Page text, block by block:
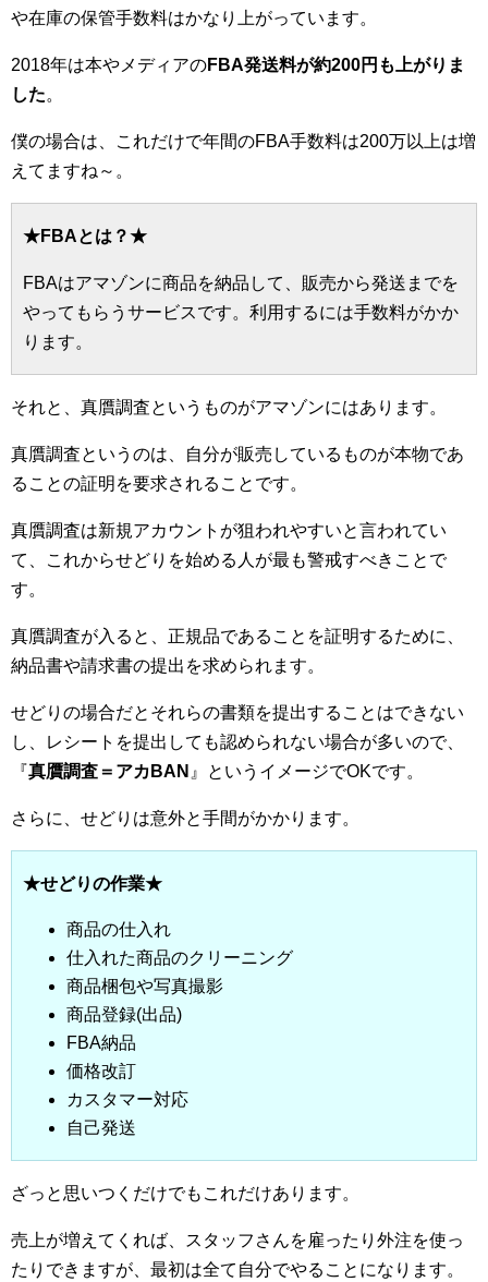
や在庫の保管手数料はかなり上がっています。
2018年は本やメディアのFBA発送料が約200円も上がりま
した。
僕の場合は、これだけで年間のFBA手数料は200万以上は増
えてますね～。
★FBAとは？★
FBAはアマゾンに商品を納品して、販売から発送までを
やってもらうサービスです。利用するには手数料がかか
ります。
それと、真贋調査というものがアマゾンにはあります。
真贋調査というのは、自分が販売しているものが本物であ
ることの証明を要求されることです。
真贋調査は新規アカウントが狙われやすいと言われてい
て、これからせどりを始める人が最も警戒すべきことで
す。
真贋調査が入ると、正規品であることを証明するために、
納品書や請求書の提出を求められます。
せどりの場合だとそれらの書類を提出することはできない
し、レシートを提出しても認められない場合が多いので、
『真贋調査＝アカBAN 』というイメージでOKです。
さらに、せどりは意外と手間がかかります。
★せどりの作業★
商品の仕入れ
仕入れた商品のクリーニング
商品梱包や写真撮影
商品登録(出品)
FBA納品
価格改訂
カスタマー対応
自己発送
ざっと思いつくだけでもこれだけあります。
売上が増えてくれば、スタッフさんを雇ったり外注を使っ
たりできますが、最初は全て自分でやることになります。